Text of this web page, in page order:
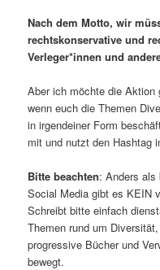
Nach dem Motto, wir
rechtskonservative und
Verleger*innen und
Aber ich möchte die Aktion
wenn euch die Themen
in irgendeiner Form
mit und nutzt den Hashtag
Bitte beachten: Anders als
Social Media gibt es KEIN
Schreibt bitte einfach
Themen rund um
progressive Bücher und
bewegt.